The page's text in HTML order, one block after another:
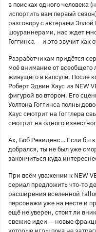
в поисках одного человека
испортить вам первый
разговору с актерами
шоураннерами, нас ждет
Гоггинса — и это звучит как
Разработчикам придётся
моё внимание от
живущего в капсуле. После
Роберт Эдвин Хаус из NEW
фигурой во втором. Его
Уолтона Гоггинса полны
Хаус смотрит на Гогглера
смотрит на одного
Ах, Боб Резиденс… Если бы
добрался, ты не был уже
закончиться куда
При всём уважении к NEW
сериал предложить что-то
расширения вселенной
персонажи уже на месте и
ещё не уверен, стоит ли
свежие идеи — новые